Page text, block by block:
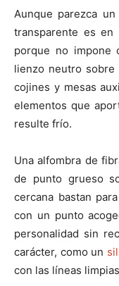
Aunque parezca
transparente es en
porque no impone
lienzo neutro sobre
cojines y mesas
elementos que
resulte frío.
Una alfombra de
de punto grueso
cercana bastan
con un punto
personalidad sin
carácter, como un
con las líneas